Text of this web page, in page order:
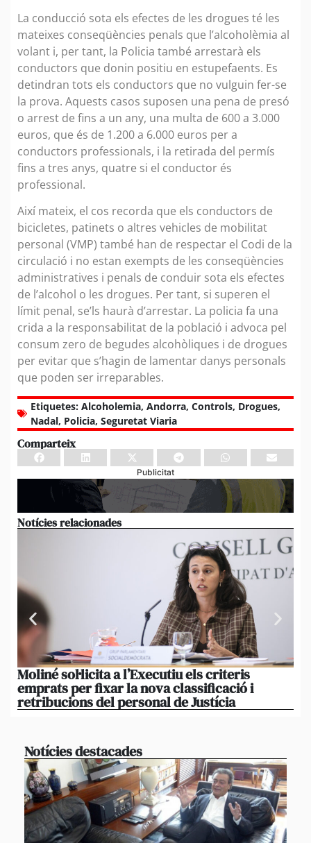
La conducció sota els efectes de les drogues té les
mateixes conseqüències penals que l’alcoholèmia al
volant i, per tant, la Policia també arrestarà els
conductors que donin positiu en estupefaents. Es
detindran tots els conductors que no vulguin fer-se
la prova. Aquests casos suposen una pena de presó
o arrest de fins a un any, una multa de 600 a 3.000
euros, que és de 1.200 a 6.000 euros per a
conductors professionals, i la retirada del permís
fins a tres anys, quatre si el conductor és
professional.
Així mateix, el cos recorda que els conductors de
bicicletes, patinets o altres vehicles de mobilitat
personal (VMP) també han de respectar el Codi de la
circulació i no estan exempts de les conseqüències
administratives i penals de conduir sota els efectes
de l’alcohol o les drogues. Per tant, si superen el
límit penal, se’ls haurà d’arrestar. La policia fa una
crida a la responsabilitat de la població i advoca pel
consum zero de begudes alcohòliques i de drogues
per evitar que s’hagin de lamentar danys personals
que poden ser irreparables.
Etiquetes: Alcoholemia, Andorra, Controls, Drogues,
Nadal, Policia, Seguretat Viaria
Comparteix
Publicitat
Notícies relacionades
Moliné sol·licita a l’Executiu els criteris
emprats per fixar la nova classificació i
retribucions del personal de Justícia
Notícies destacades